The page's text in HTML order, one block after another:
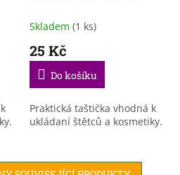
Skladem (1 ks)
25 Kč
Do košíku
Praktická taštička vhodná k
ukládaní štětců a kosmetiky.